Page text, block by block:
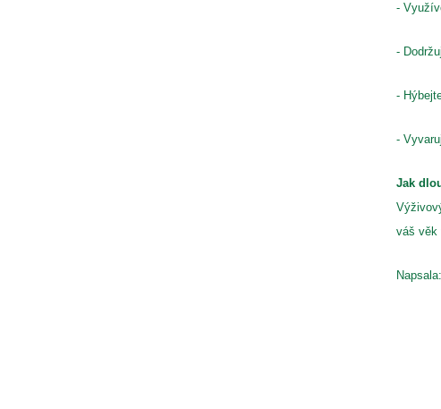
-
-
-
-
Jak
váš věk